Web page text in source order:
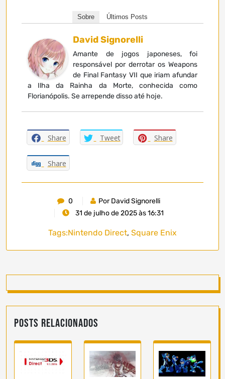
Sobre Últimos Posts
David Signorelli
Amante de jogos japoneses, foi
responsável por derrotar os Weapons
de Final Fantasy VII que iriam afundar
a Ilha da Rainha da Morte, conhecida como
Florianópolis. Se arrepende disso até hoje.
Share Tweet Share
Share
0
Por David Signorelli
31 de julho de 2025 às 16:31
Tags:Nintendo Direct, Square Enix
Posts Relacionados